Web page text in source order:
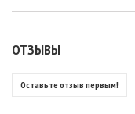
ОТЗЫВЫ
Оставьте отзыв первым!